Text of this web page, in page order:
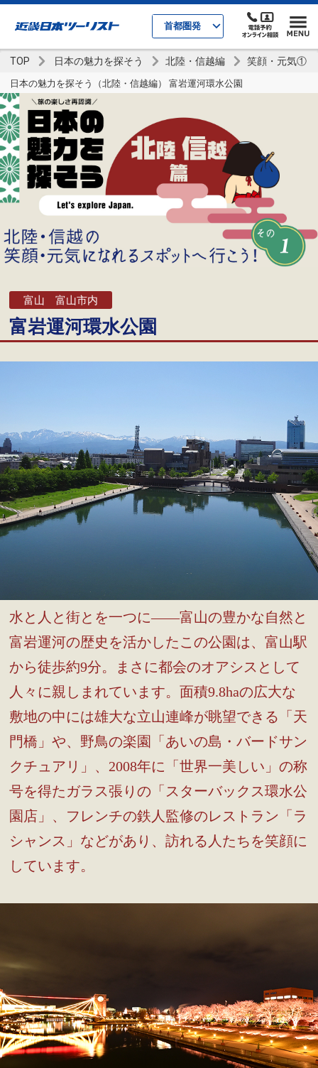
首都圏発
TOP 日本の魅力を探そう 北陸・信越編 笑顔・元気①
日本の魅力を探そう（北陸・信越編） 富岩運河環水公園
富山 富山市内
富岩運河環水公園
水と人と街とを一つに――富山の豊かな自然と
富岩運河の歴史を活かしたこの公園は、富山駅
から徒歩約9分。まさに都会のオアシスとして
人々に親しまれています。面積9.8haの広大な
敷地の中には雄大な立山連峰が眺望できる「天
門橋」や、野鳥の楽園「あいの島・バードサン
クチュアリ」、2008年に「世界一美しい」の称
号を得たガラス張りの「スターバックス環水公
園店」、フレンチの鉄人監修のレストラン「ラ
シャンス」などがあり、訪れる人たちを笑顔に
しています。